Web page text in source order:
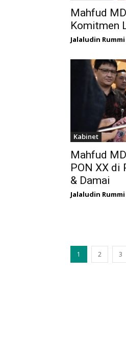
Mahfud
Komitmen
Jalaludin Rummi
Kabinet
Mahfud
PON XX di
& Damai
Jalaludin Rummi
1 2 3